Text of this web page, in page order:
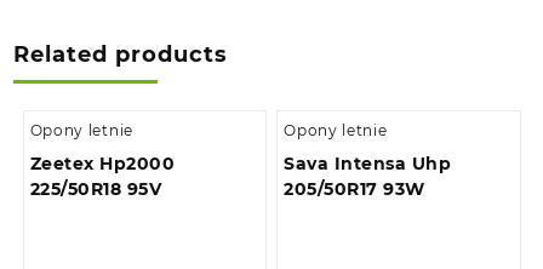
Related products
Opony letnie
Zeetex Hp2000
225/50R18 95V
Opony letnie
Sava Intensa Uhp
205/50R17 93W